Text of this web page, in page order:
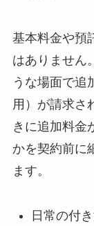
基本料金や預
はありません
うな場面で追
用）が請求さ
きに追加料金
かを契約前に
ます。
日常の付